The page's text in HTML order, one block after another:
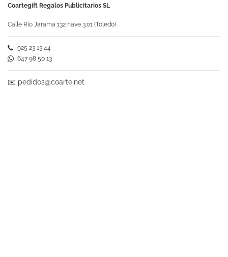
Coartegift Regalos Publicitarios SL
Calle Río Jarama 132 nave 3.01 (Toledo)
925 23 13 44
647 98 50 13
✉️ pedidos@coarte.net